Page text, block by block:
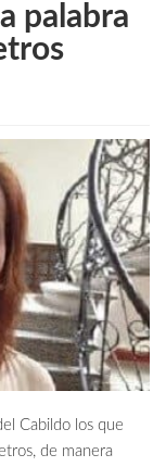
palabra
Cabildo los que
de manera